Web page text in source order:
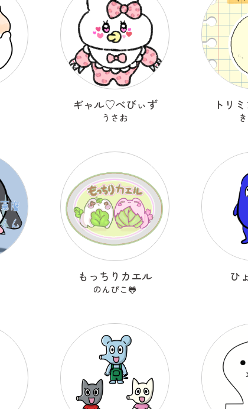
ギャル♡べびぃず
うさお
トリ
もっちりカエル
のんぴこ🐸
ひ